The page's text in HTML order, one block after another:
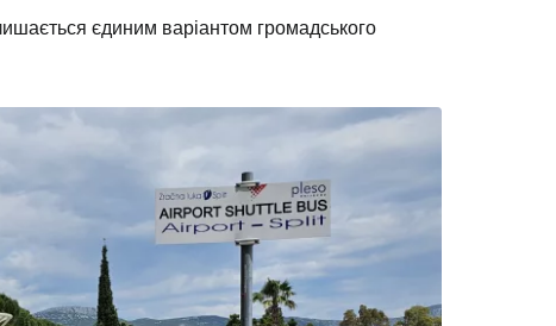
єдиним варіантом громадського